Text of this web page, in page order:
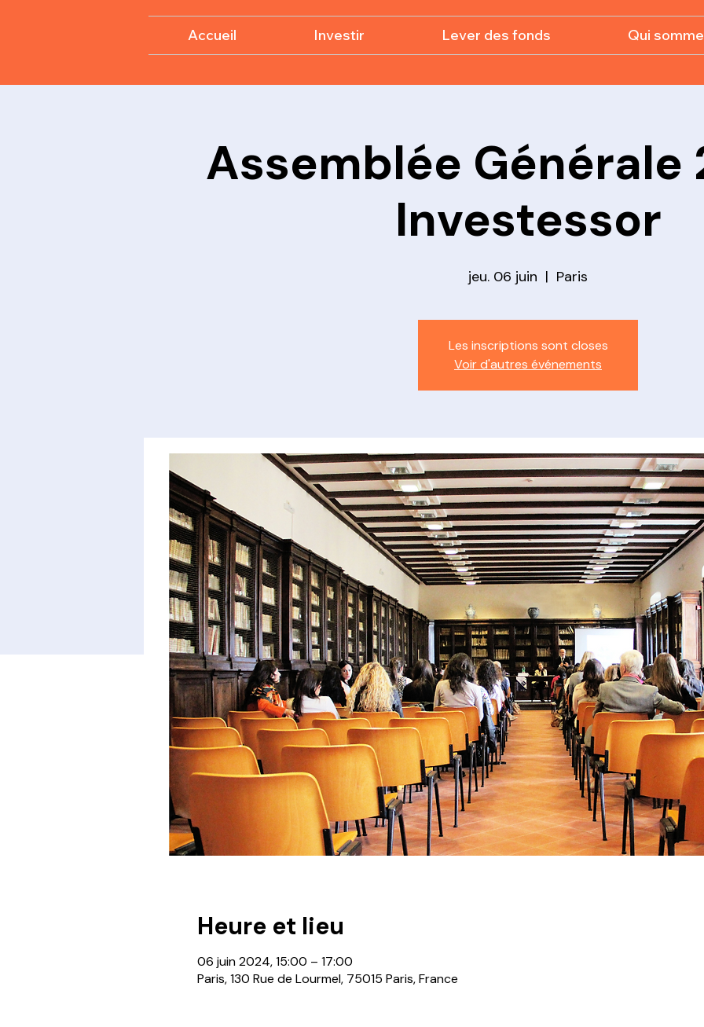
Accueil Investir Lever des fonds Qui
Assemblée Générale
Investessor
jeu. 06 juin
  |
Paris
Les inscriptions sont closes
Voir d'autres événements
Heure et lieu
06 juin 2024, 15:00 – 17:00
Paris, 130 Rue de Lourmel, 75015 Paris, France